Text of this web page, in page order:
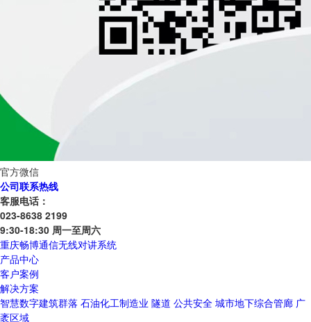
官方微信
公司联系热线
客服电话：
023-8638 2199
9:30-18:30 周一至周六
重庆畅博通信无线对讲系统
产品中心
客户案例
解决方案
智慧数字建筑群落 石油化工制造业 隧道 公共安全 城市地下综合管廊 广
袤区域